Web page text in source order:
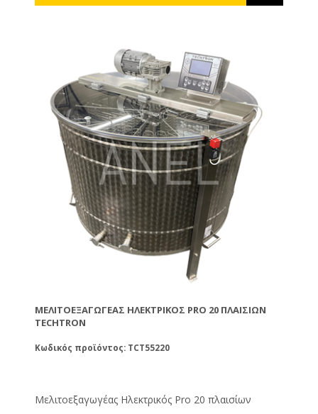
ΜΕΛΙΤΟΕΞΑΓΩΓΈΑΣ ΗΛΕΚΤΡΙΚΌΣ PRO 20 ΠΛΑΙΣΊΩΝ
TECHTRON
Κωδικός προϊόντος: TCT55220
Μελιτοεξαγωγέας Ηλεκτρικός Pro 20 πλαισίων